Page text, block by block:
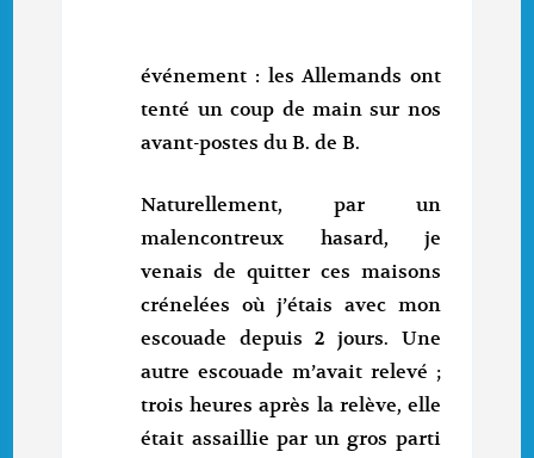
événement : les Allemands ont
tenté un coup de main sur nos
avant-postes du B. de B.
Naturellement, par un
malencontreux hasard, je
venais de quitter ces maisons
crénelées où j’étais avec mon
escouade depuis 2 jours. Une
autre escouade m’avait relevé ;
trois heures après la relève, elle
était assaillie par un gros parti